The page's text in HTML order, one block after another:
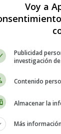
Voy a
Publicidad
investigación
Contenido
Almacenar la
Más información